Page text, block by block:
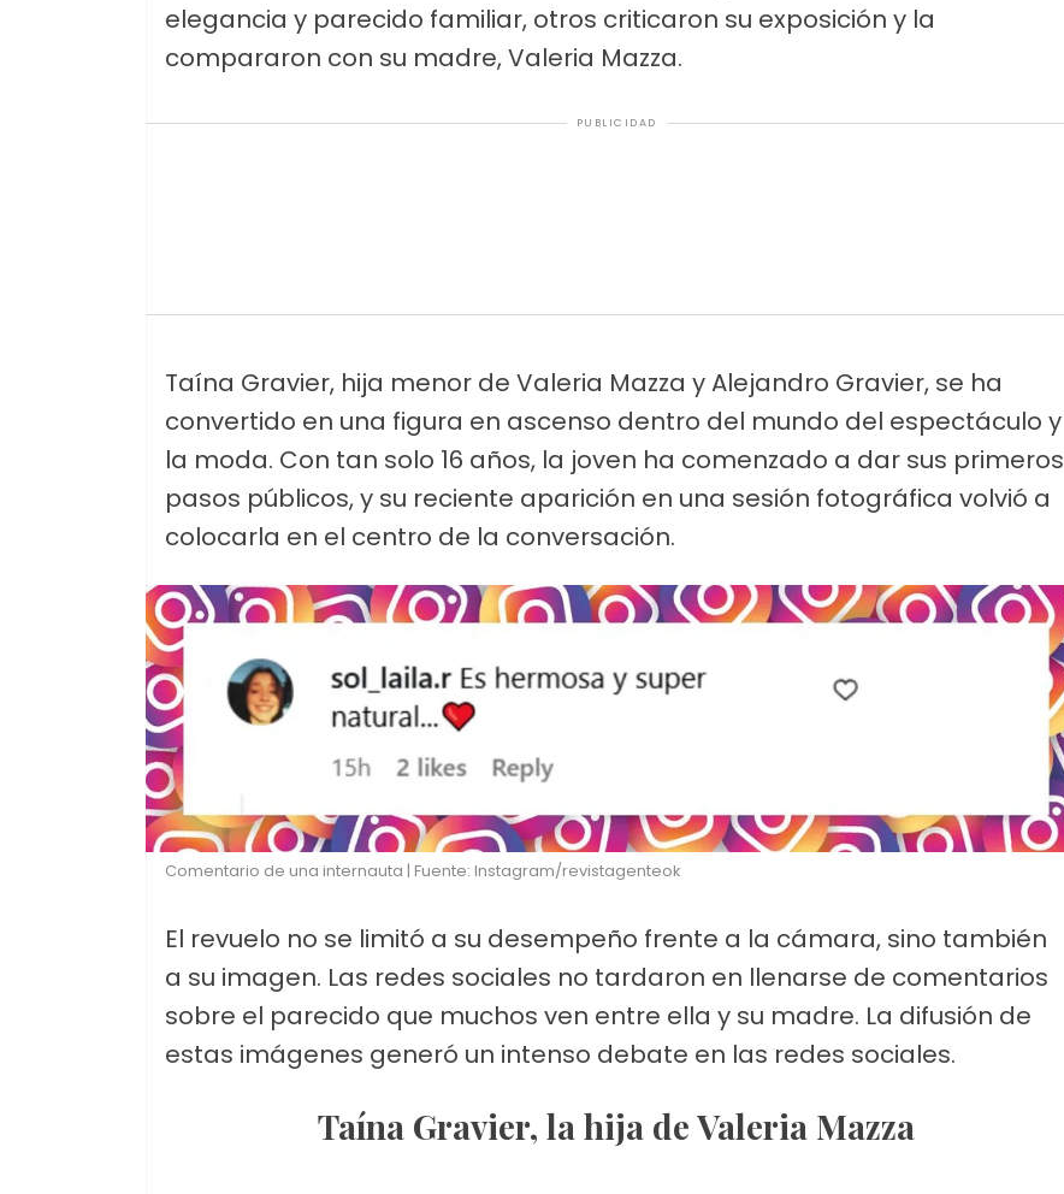
elegancia y parecido familiar, otros criticaron su exposición y la
compararon con su madre, Valeria Mazza.
PUBLICIDAD
Taína Gravier, hija menor de Valeria Mazza y Alejandro Gravier, se ha
convertido en una figura en ascenso dentro del mundo del espectáculo y
la moda. Con tan solo 16 años, la joven ha comenzado a dar sus primeros
pasos públicos, y su reciente aparición en una sesión fotográfica volvió a
colocarla en el centro de la conversación.
Comentario de una internauta | Fuente: Instagram/revistagenteok
El revuelo no se limitó a su desempeño frente a la cámara, sino también
a su imagen. Las redes sociales no tardaron en llenarse de comentarios
sobre el parecido que muchos ven entre ella y su madre. La difusión de
estas imágenes generó un intenso debate en las redes sociales.
Taína Gravier, la hija de Valeria Mazza